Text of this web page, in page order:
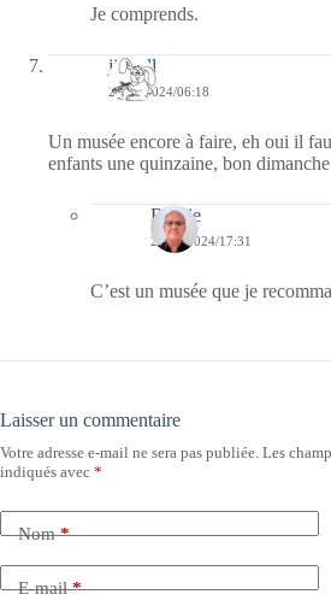
Je comprends.
jill bill
20/10/2024/06:18
Un musée encore à faire, eh oui il
enfants une quinzaine, bon
Bernie
21/10/2024/17:31
C’est un musée que je
Laisser un commentaire
Votre adresse e-mail ne sera pas publiée. Les
indiqués avec *
Nom*
E-mail*